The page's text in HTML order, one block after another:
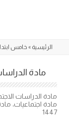
الرئيسية » خامس
مادة
مادة اجتماعيات،
1447